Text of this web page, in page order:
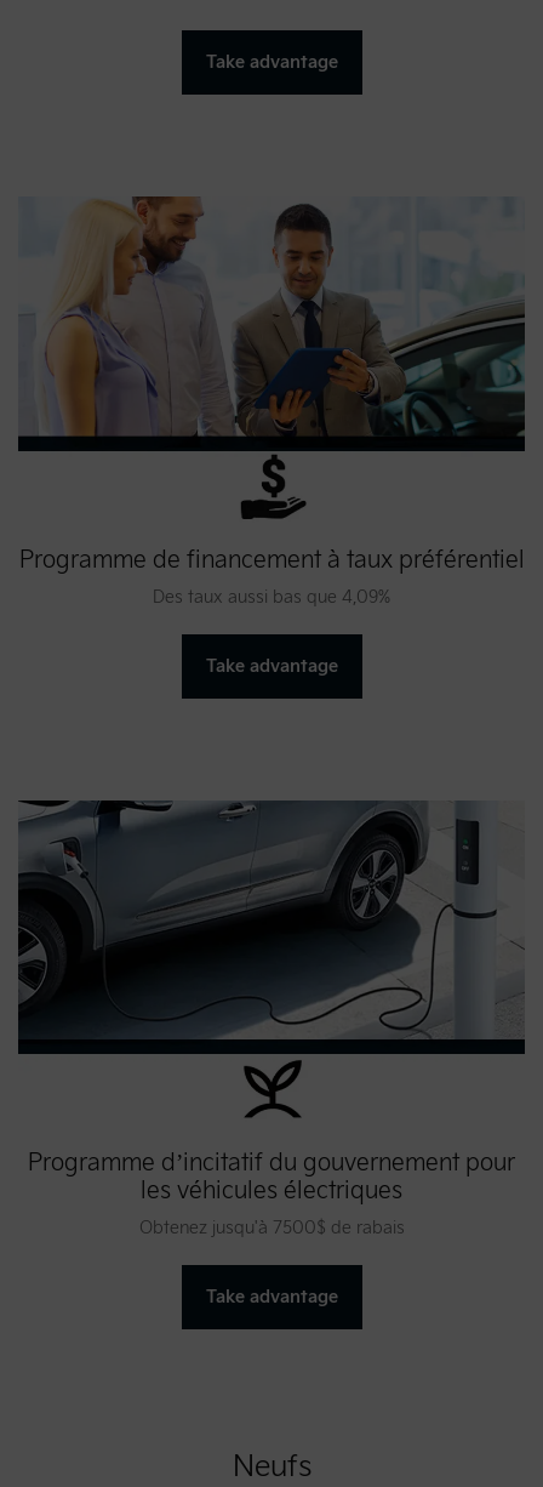
Take advantage
Programme de financement à taux préférentiel
Des taux aussi bas que 4,09%
Take advantage
Programme d’incitatif du gouvernement pour
les véhicules électriques
Obtenez jusqu'à 7500$ de rabais
Take advantage
Neufs